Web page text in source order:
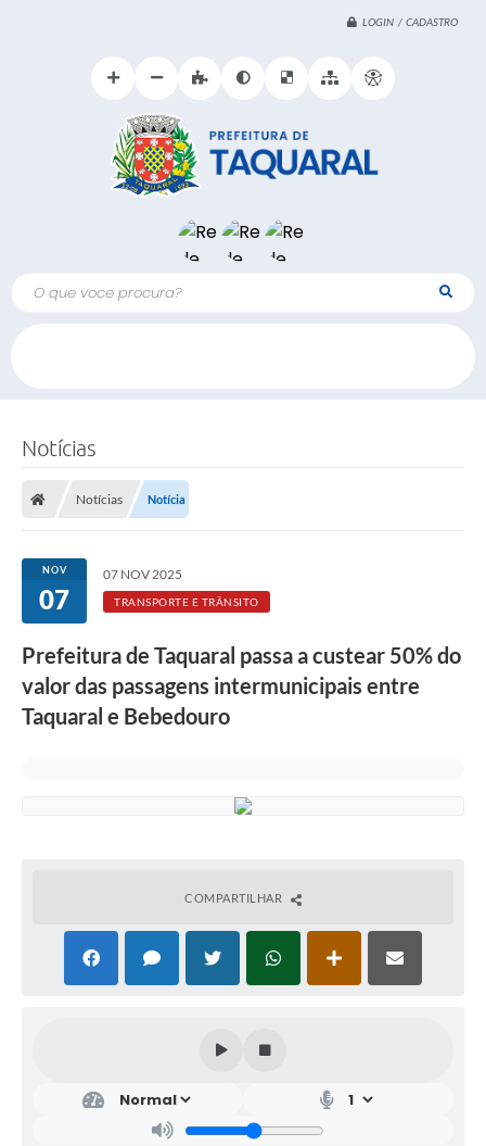
LOGIN / CADASTRO
O que voce procura?
Notícias
Notícias Notícia
NOV
07
07 NOV 2025
TRANSPORTE E TRÂNSITO
Prefeitura de Taquaral passa a custear 50% do
valor das passagens intermunicipais entre
Taquaral e Bebedouro
COMPARTILHAR